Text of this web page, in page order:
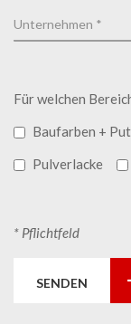
Für welchen
Baufarben +
Pulverlacke
* Pflichtfeld
SENDEN